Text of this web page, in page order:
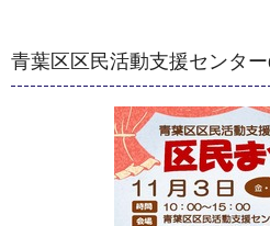
青葉区区民活動支援センタ